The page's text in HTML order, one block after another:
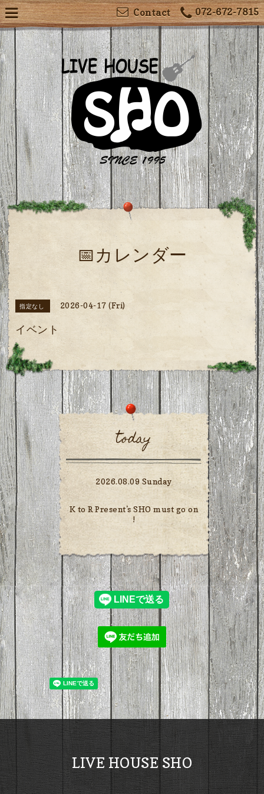
072-672-7815
Contact
📅カレンダー
指定なし 2026-04-17 (Fri)
イベント
today
2026.08.09 Sunday
K to R Present's SHO must go on
!
LIVE HOUSE SHO